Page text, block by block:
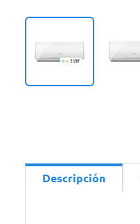
Descripción